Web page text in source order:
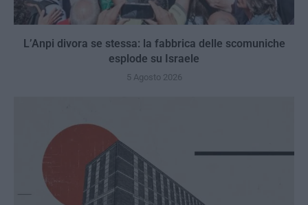
L’Anpi divora se stessa: la fabbrica delle scomuniche
esplode su Israele
5 Agosto 2026